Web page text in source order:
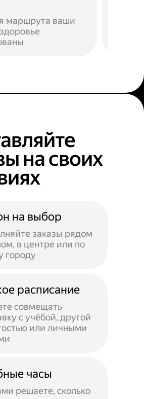
маршрута ваши
на своих
на выбор
заказы рядом
в центре или по
городу
расписание
совмещать
с учёбой, другой
или личными
часы
решаете, сколько